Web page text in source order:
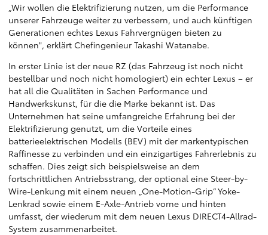
„Wir wollen die Elektrifizierung nutzen, um die Performance
unserer Fahrzeuge weiter zu verbessern, und auch künftigen
Generationen echtes Lexus Fahrvergnügen bieten zu
können", erklärt Chefingenieur Takashi Watanabe.
In erster Linie ist der neue RZ (das Fahrzeug ist noch nicht
bestellbar und noch nicht homologiert) ein echter Lexus – er
hat all die Qualitäten in Sachen Performance und
Handwerkskunst, für die die Marke bekannt ist. Das
Unternehmen hat seine umfangreiche Erfahrung bei der
Elektrifizierung genutzt, um die Vorteile eines
batterieelektrischen Modells (BEV) mit der markentypischen
Raffinesse zu verbinden und ein einzigartiges Fahrerlebnis zu
schaffen. Dies zeigt sich beispielsweise an dem
fortschrittlichen Antriebsstrang, der optional eine Steer-by-
Wire-Lenkung mit einem neuen „One-Motion-Grip“ Yoke-
Lenkrad sowie einem E-Axle-Antrieb vorne und hinten
umfasst, der wiederum mit dem neuen Lexus DIRECT4-Allrad-
System zusammenarbeitet.